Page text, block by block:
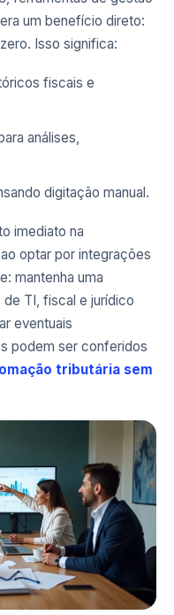
um benefício direto:
Isso significa:
fiscais e
análises,
digitação manual.
imediato na
optar por integrações
mantenha uma
TI, fiscal e jurídico
eventuais
podem ser conferidos
tributária sem